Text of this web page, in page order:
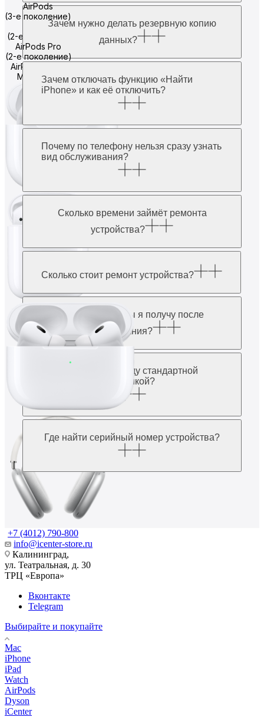
AirPods
(3-е поколение)
AirPods
(2-е поколение)
AirPods Pro
(2-е поколение)
AirPods
Max
Зачем нужно делать резервную копию
данных?
Зачем отключать функцию «Найти
iPhone» и как её отключить?
Почему по телефону нельзя сразу узнать
вид обслуживания?
Сколько времени займёт ремонта
устройства?
Сколько стоит ремонт устройства?
Какие документы я получу после
обслуживания?
В чем различие между стандартной
и экспресс-диагностикой?
Где найти серийный номер устройства?
+7 (4012) 790-800
info@icenter-store.ru
Калининград,
ул. Театральная, д. 30
ТРЦ «Европа»
Вконтакте
Telegram
Выбирайте и покупайте
Mac
iPhone
iPad
Watch
AirPods
Dyson
iCenter